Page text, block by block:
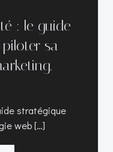
: le guide
sa
stratégique
web […]